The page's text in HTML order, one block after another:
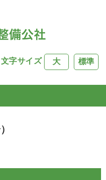
文字サイズ 標準
大